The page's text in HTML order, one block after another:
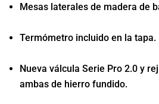
Mesas laterales de madera de
Termómetro incluido en la tapa.
Nueva válcula Serie Pro 2.0 y
ambas de hierro fundido.